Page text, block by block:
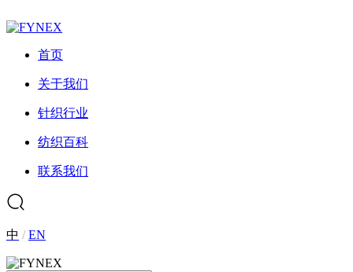
首页
关于我们
针织行业
纺织百科
联系我们
中 /EN